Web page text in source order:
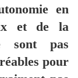
en
et de la
sont pas
pour